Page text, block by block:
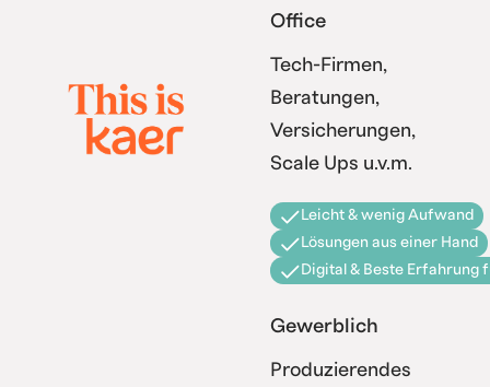
Office
Tech-Firmen,
Beratungen,
Versicherungen,
Scale Ups u.v.m.
Leicht & wenig Aufwand
Lösungen aus einer Hand
Digital & Beste Erfahrung
Gewerblich
Produzierendes